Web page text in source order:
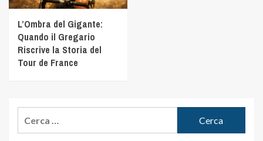
L’Ombra del Gigante:
Quando il Gregario
Riscrive la Storia del
Tour de France